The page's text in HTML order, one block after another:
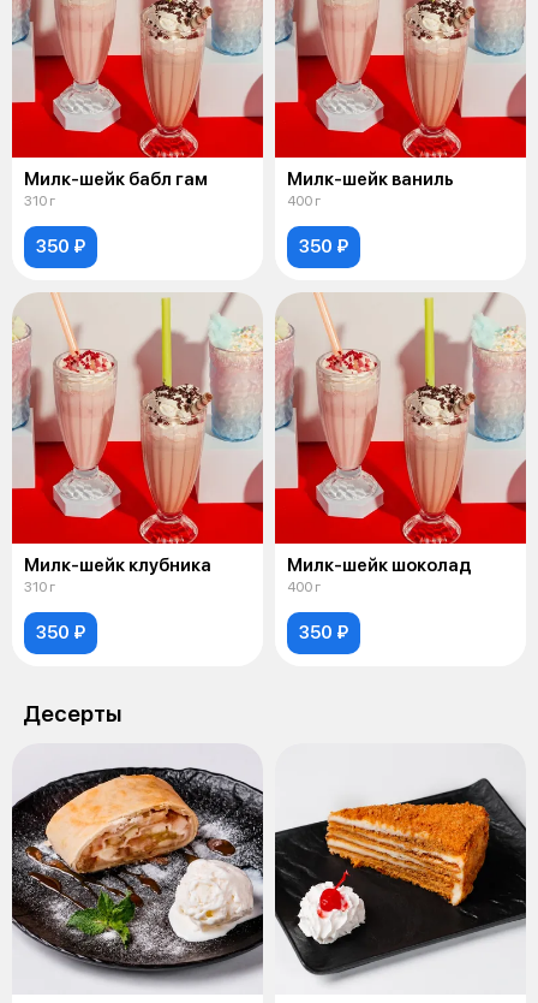
Милк-шейк бабл гам
310 г
350 ₽
Милк-шейк ваниль
400 г
350 ₽
Милк-шейк клубника
310 г
350 ₽
Милк-шейк шоколад
400 г
350 ₽
Десерты